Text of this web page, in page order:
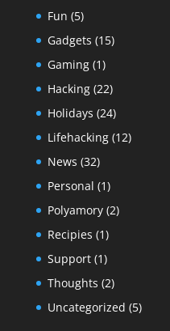
Fun (5)
Gadgets (15)
Gaming(1)
Hacking(22)
Holidays (24)
Lifehacking(12)
News (32)
Personal (1)
Polyamory(2)
Recipies (1)
Support(1)
Thoughts (2)
Uncategorized (5)